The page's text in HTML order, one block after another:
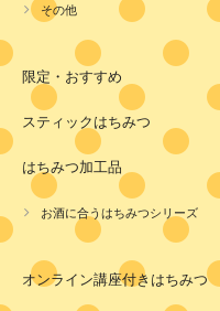
その他
限定・おすすめ
スティックはちみつ
はちみつ加工品
お酒に合うはちみつシリーズ
オンライン講座付きはちみつ